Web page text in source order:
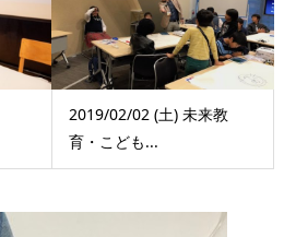
2019/02/02 (土) 未来教
育・こども...